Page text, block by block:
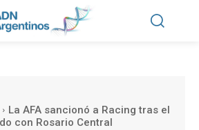
La AFA sancionó a Racing tras el
con Rosario Central